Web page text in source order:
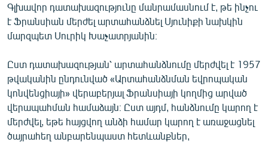
ՏԵՍԱՆՅՈՒԹԵՐ
ԲԱՆԱՎԵՃ
ՓՈԴՔԱՍԹ
Հայերեն
English
Գլխավոր դատախազությունը մանրամասնում է, թե ինչու
է Ֆրանսիան մերժել արտահանձնել Սյունիքի նախկին
մարզպետ Սուրիկ Խաչատրյանին։
Ըստ դատախազության՝ արտահանձնումը մերժվել է 1957
թվականին ընդունված «Արտահանձնման եվրոպական
կոնվենցիայի» վերաբերյալ Ֆրանսիայի կողմից արված
վերապահման համաձայն։ Ըստ այդմ, հանձնումը կարող է
մերժվել, եթե հայցվող անձի համար կարող է առաջացնել
ծայրահեղ անբարենպաստ հետևանքներ,